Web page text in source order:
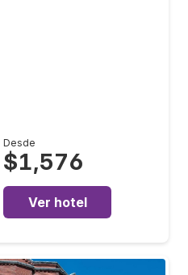
Desde
$1,576
Ver hotel